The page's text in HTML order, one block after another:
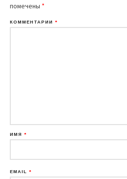
помечены *
КОММЕНТАРИЙ *
ИМЯ *
EMAIL *